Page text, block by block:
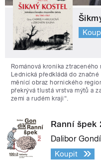
Románová kronika
Lednická předkládá do
měnící obraz hornického
překrývá tlustá vrstva mýtů a
zemi a rudém kraji“.
Ranní špek
Dalibor
Koupit